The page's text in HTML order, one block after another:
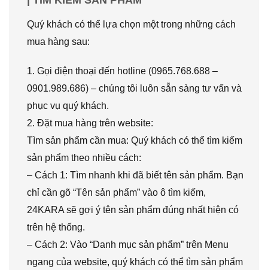
Quý khách có thể lựa chọn một trong những cách
mua hàng sau:
1. Gọi điện thoại đến hotline (0965.768.688 –
0901.989.686) – chúng tôi luôn sẵn sàng tư vấn và
phục vụ quý khách.
2. Đặt mua hàng trên website:
Tìm sản phẩm cần mua: Quý khách có thể tìm kiếm
sản phẩm theo nhiều cách:
– Cách 1: Tìm nhanh khi đã biết tên sản phẩm. Bạn
chỉ cần gõ “Tên sản phẩm” vào ô tìm kiếm,
24KARA sẽ gợi ý tên sản phẩm đúng nhất hiện có
trên hệ thống.
– Cách 2: Vào “Danh mục sản phẩm” trên Menu
ngang của website, quý khách có thể tìm sản phẩm